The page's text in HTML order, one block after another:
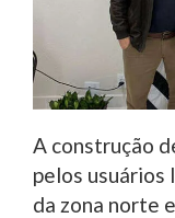
A construção
pelos usuários
da zona norte